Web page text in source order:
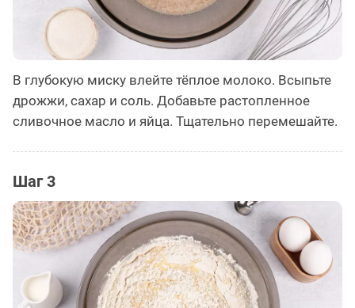
В глубокую миску влейте тёплое молоко. Всыпьте
дрожжи, сахар и соль. Добавьте растопленное
сливочное масло и яйца. Тщательно перемешайте.
Шаг 3